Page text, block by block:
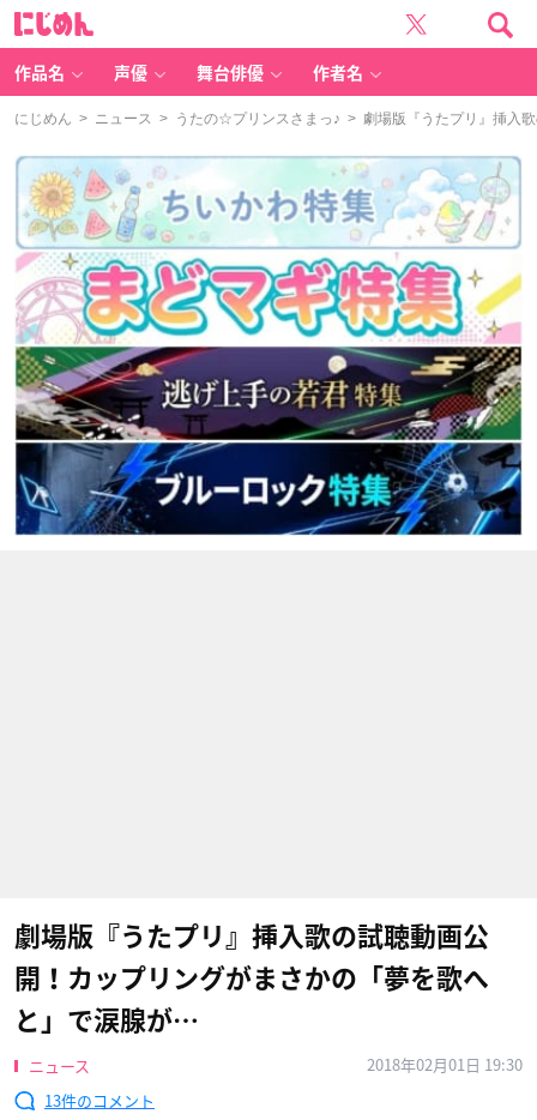
作品名 声優 舞台俳優 作者名
にじめん > ニュース > うたの☆プリンスさまっ♪ > 劇場版『うたプリ』挿入
劇場版『うたプリ』挿入歌の試聴動画公
開！カップリングがまさかの「夢を歌へ
と」で涙腺が…
ニュース
2018年02月01日 19:30
13